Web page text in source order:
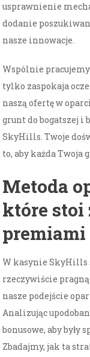
usprawnienie
dodanie
nasze innowacje.
Wspólnie
tylko zaspokaja
naszą ofertę w
grunt do bogatszej
SkyHills. Twoje
to, aby każda Twoja
Metoda
które stoi
premiami
W kasynie SkyHills
rzeczywiście
nasze podejście
Analizując
bonusowe, aby były
Zbadajmy, jak ta